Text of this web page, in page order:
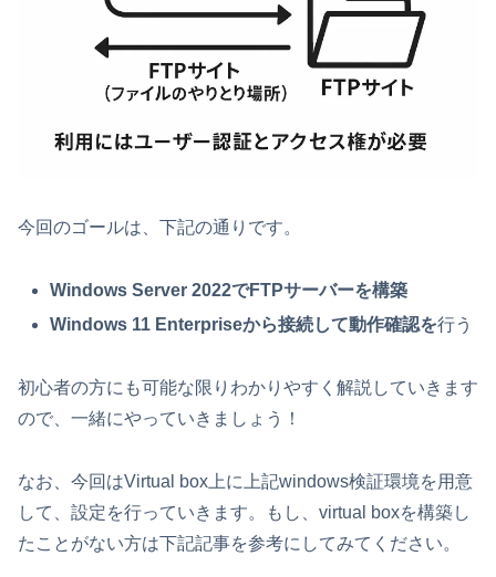
今回のゴールは、下記の通りです。
Windows Server 2022でFTPサーバーを構築
Windows 11 Enterpriseから接続して動作確認を行う
初心者の方にも可能な限りわかりやすく解説していきます
ので、一緒にやっていきましょう！
なお、今回はVirtual box上に上記windows検証環境を用意
して、設定を行っていきます。もし、virtual boxを構築し
たことがない方は下記記事を参考にしてみてください。